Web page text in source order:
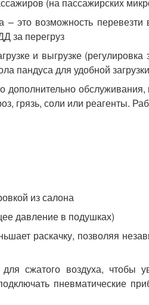
это возможность
за перегруз
и выгрузке
пандуса для удобной
дополнительно
грязь, соли или реагенты.
из салона
давление в подушках)
раскачку, позволяя
сжатого воздуха, чтобы
пневматические